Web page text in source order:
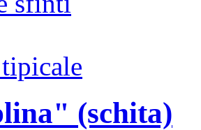
(schita)